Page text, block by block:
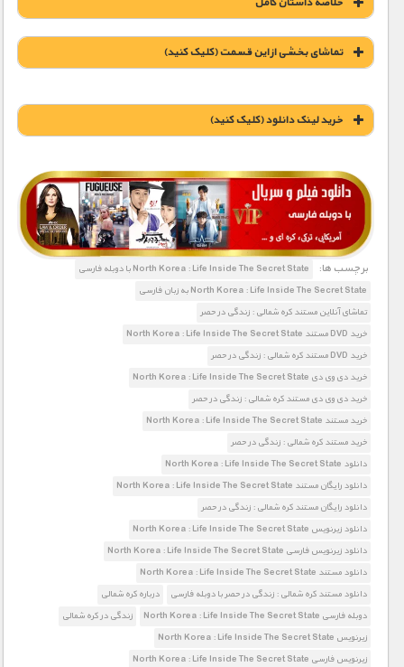
تماشای بخشی از این قسمت (کلیک کنید)
خريد لينک دانلود (کليک کنيد)
1900 تومان – خريد لينک دانلود (افزودن به سبد خريد)
برچسب ها:
North Korea : Life Inside The Secret State با دوبله فارسی
North Korea : Life Inside The Secret State به زبان فارسی
تماشای آنلاین مستند کره شمالی : زندگی در حصر
خرید DVD مستند North Korea : Life Inside The Secret State
خرید DVD مستند کره شمالی : زندگی در حصر
خرید دی وی دی North Korea : Life Inside The Secret State
خرید دی وی دی مستند کره شمالی : زندگی در حصر
خرید مستند North Korea : Life Inside The Secret State
خرید مستند کره شمالی : زندگی در حصر
دانلود North Korea : Life Inside The Secret State
دانلود رایگان مستند North Korea : Life Inside The Secret State
دانلود رایگان مستند کره شمالی : زندگی در حصر
دانلود زیرنویس North Korea : Life Inside The Secret State
دانلود زیرنویس فارسی North Korea : Life Inside The Secret State
دانلود مستند North Korea : Life Inside The Secret State
دانلود مستند کره شمالی : زندگی در حصر با دوبله فارسی
درباره کره شمالی
دوبله فارسی North Korea : Life Inside The Secret State
زندگی در کره شمالی
زیرنویس North Korea : Life Inside The Secret State
زیرنویس فارسی North Korea : Life Inside The Secret State